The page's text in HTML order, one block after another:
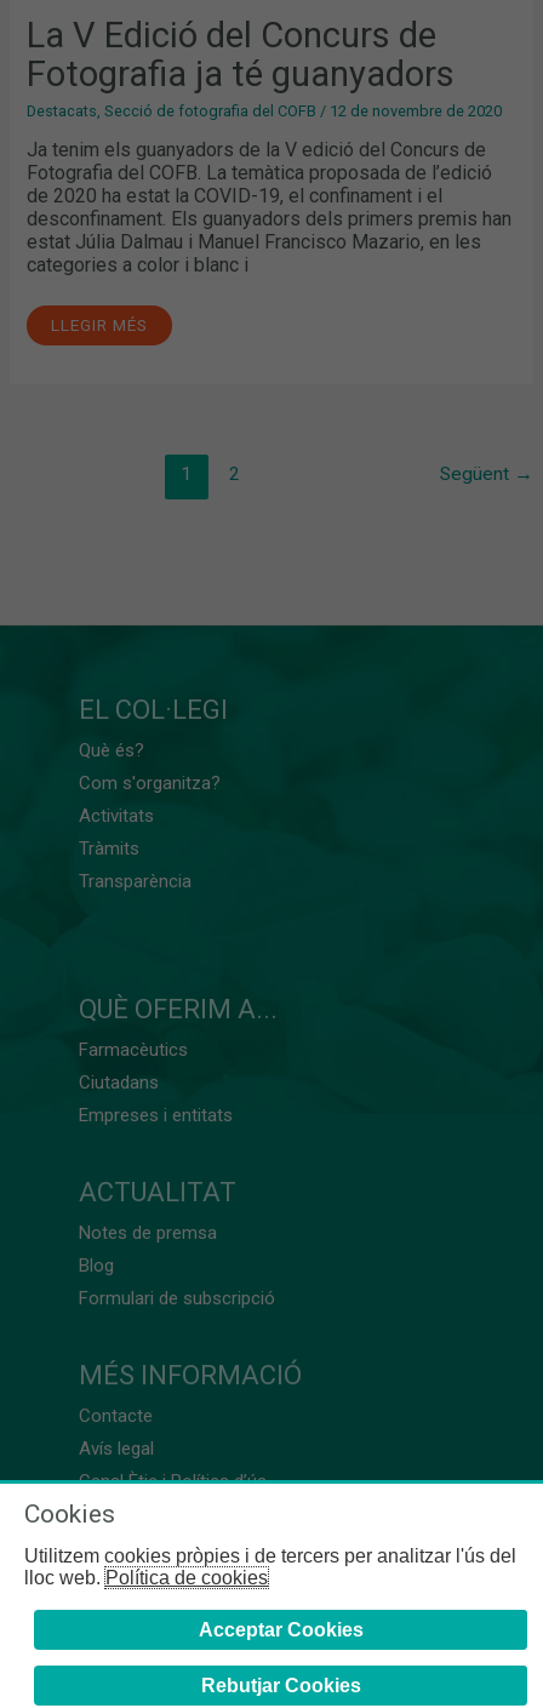
La V Edició del Concurs de
Fotografia ja té guanyadors
Destacats ,Secció de fotografia del COFB / 12 de novembre de 2020
Ja tenim els guanyadors de la V edició del Concurs de
Fotografia del COFB. La temàtica proposada de l’edició
de 2020 ha estat la COVID-19, el confinament i el
desconfinament. Els guanyadors dels primers premis han
estat Júlia Dalmau i Manuel Francisco Mazario, en les
categories a color i blanc i
GUANYADORS
LLEGIR MÉS
1 2 Següent →
EL COL·LEGI
Què és?
Com s'organitza?
Activitats
Tràmits
Transparència
QUÈ OFERIM A...
Farmacèutics
Ciutadans
Empreses i entitats
ACTUALITAT
Notes de premsa
Blog
Formulari de subscripció
MÉS INFORMACIÓ
Contacte
Avís legal
Canal Ètic i Política d’ús
Cookies
Utilitzem cookies pròpies i de tercers per analitzar l'ús del
lloc web.Política de cookies
Acceptar Cookies
Rebutjar Cookies